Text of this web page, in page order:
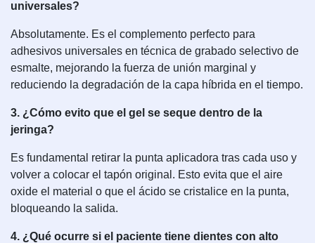
universales?
Absolutamente. Es el complemento perfecto para
adhesivos universales en técnica de grabado selectivo de
esmalte, mejorando la fuerza de unión marginal y
reduciendo la degradación de la capa híbrida en el tiempo.
3. ¿Cómo evito que el gel se seque dentro de la
jeringa?
Es fundamental retirar la punta aplicadora tras cada uso y
volver a colocar el tapón original. Esto evita que el aire
oxide el material o que el ácido se cristalice en la punta,
bloqueando la salida.
4. ¿Qué ocurre si el paciente tiene dientes con alto